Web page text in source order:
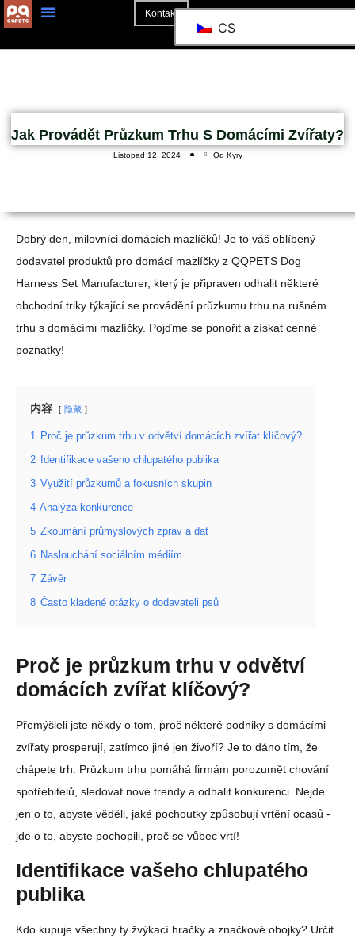
Kontakt
CS
Jak Provádět Průzkum Trhu S Domácími Zvířaty?
Listopad 12, 2024 Od Kyry
Dobrý den, milovníci domácích mazlíčků! Je to váš oblíbený
dodavatel produktů pro domácí mazlíčky z QQPETS Dog
Harness Set Manufacturer, který je připraven odhalit některé
obchodní triky týkající se provádění průzkumu trhu na rušném
trhu s domácími mazlíčky. Pojďme se ponořit a získat cenné
poznatky!
内容 隐藏
1 Proč je průzkum trhu v odvětví domácích zvířat klíčový?
2 Identifikace vašeho chlupatého publika
3 Využití průzkumů a fokusních skupin
4 Analýza konkurence
5 Zkoumání průmyslových zpráv a dat
6 Naslouchání sociálním médiím
7 Závěr
8 Často kladené otázky o dodavateli psů
Proč je průzkum trhu v odvětví
domácích zvířat klíčový?
Přemýšleli jste někdy o tom, proč některé podniky s domácími
zvířaty prosperují, zatímco jiné jen živoří? Je to dáno tím, že
chápete trh. Průzkum trhu pomáhá firmám porozumět chování
spotřebitelů, sledovat nové trendy a odhalit konkurenci. Nejde
jen o to, abyste věděli, jaké pochoutky způsobují vrtění ocasů -
jde o to, abyste pochopili, proč se vůbec vrtí!
Identifikace vašeho chlupatého
publika
Kdo kupuje všechny ty žvýkací hračky a značkové obojky? Určit